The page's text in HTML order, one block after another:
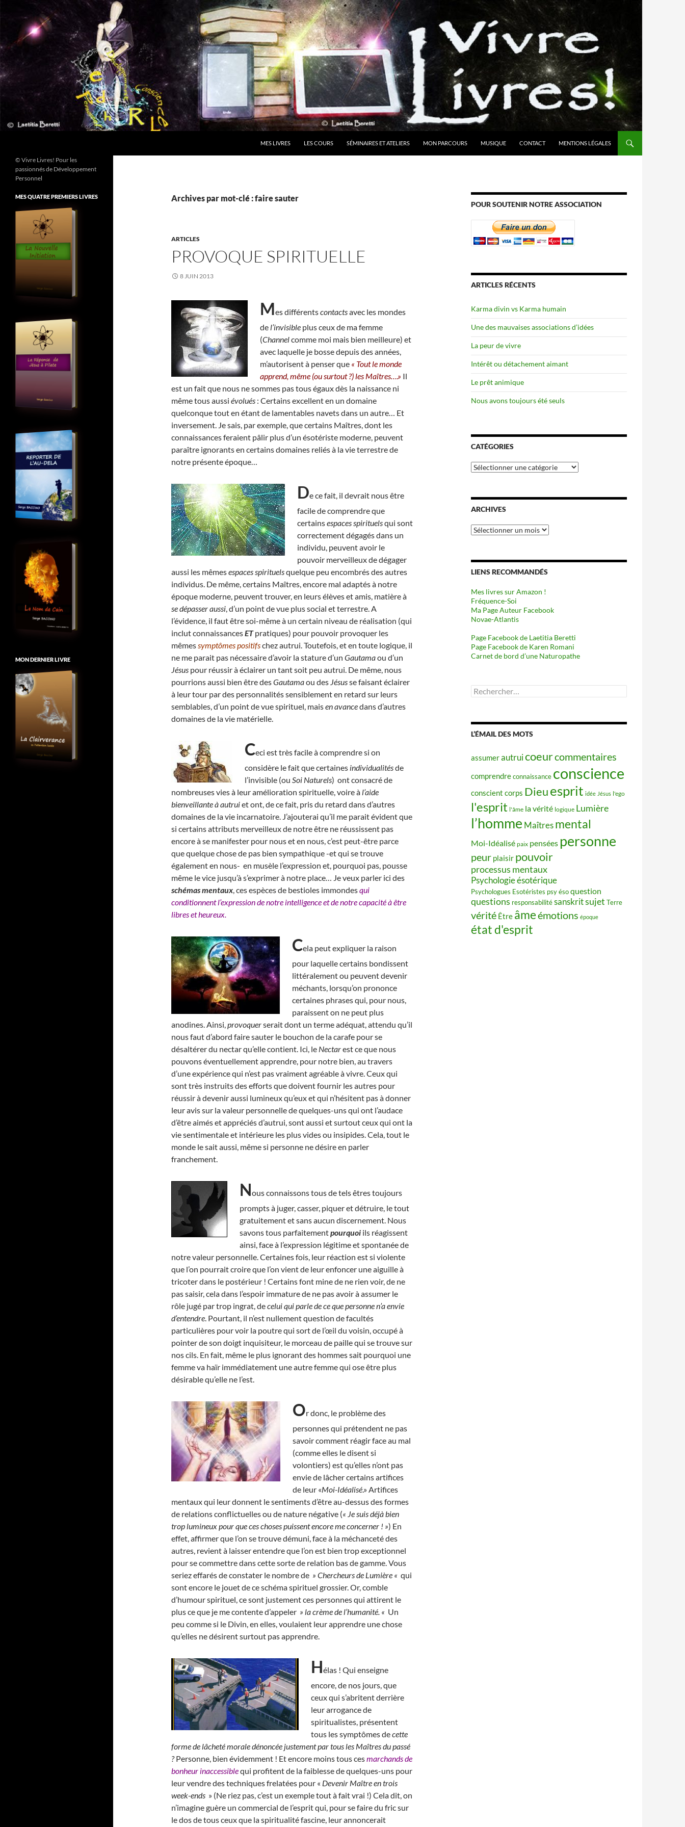
contenu
MES LIVRES LES COURS SÉMINAIRES ET ATELIERS MON PARCOURS MUSIQUE CONTACT MENTIONS LÉGALES
Archives par mot-clé : faire sauter
ARTICLES
PROVOQUE SPIRITUELLE
8 JUIN 2013
Mes différentscontactsavec les mondes
de l’invisible plus ceux de ma femme
(Channelcomme moi mais bien meilleure) et
avec laquelle je bosse depuis des années,
m’autorisent à penser que « Tout le monde
apprend, même (ou surtout ?) les Maîtres….» Il
est un fait que nous ne sommes pas tous égaux dès la naissance ni
même tous aussi évolués : Certains excellent en un domaine
quelconque tout en étant de lamentables navets dans un autre… Et
inversement. Je sais, par exemple, que certains Maîtres, dont les
connaissances feraient pâlir plus d’un ésotériste moderne, peuvent
paraître ignorants en certains domaines reliés à la vie terrestre de
notre présente époque…
De ce fait, il devrait nous être
facile de comprendre que
certainsespaces spirituelsqui sont
correctement dégagés dans un
individu, peuvent avoir le
pouvoir merveilleux de dégager
aussi les mêmesespaces spirituelsquelque peu encombrés des autres
individus. De même, certains Maîtres, encore mal adaptés à notre
époque moderne, peuvent trouver, en leurs élèves et amis, matière à
se dépasser aussi, d’un point de vue plus social et terrestre. A
l’évidence, il faut être soi-même à un certain niveau de réalisation (qui
inclut connaissancesETpratiques) pour pouvoir provoquer les
mêmessymptômes positifschez autrui. Toutefois, et en toute logique, il
ne me parait pas nécessaire d’avoir la stature d’un Gautamaou d’un
Jésus pour réussir à éclairer un tant soit peu autrui. De même, nous
pourrions aussi bien être desGautamaou des Jésusse faisant éclairer
à leur tour par des personnalités sensiblement en retard sur leurs
semblables, d’un point de vue spirituel, maisen avancedans d’autres
domaines de la vie matérielle.
Ceci est très facile à comprendre si on
considère le fait que certaines individualitésde
l’invisible (ou Soi Naturels) ont consacré de
nombreuses vies à leur amélioration spirituelle, voire à l’aide
bienveillante à autruiet ont, de ce fait, pris du retard dans d’autres
domaines de la vie incarnatoire. J’ajouterai qu’il me parait évident que
si certains attributs merveilleux de notre être ne réussissent pas
encore à se manifester pour nous et en nous, c’est peut-être parce
que quelque chose de pas bien sympathique -et qui se trouve
également en nous- en musèle l’expression et, pourquoi pas, pousse
même le vice jusqu’à s’exprimer à notre place… Je veux parler ici des
schémas mentaux, ces espèces de bestioles immondesqui
conditionnent l’expression de notre intelligence et de notre capacité à être
libres et heureux.
Cela peut expliquer la raison
pour laquelle certains bondissent
littéralement ou peuvent devenir
méchants, lorsqu’on prononce
certaines phrases qui, pour nous,
paraissent on ne peut plus
anodines. Ainsi,provoquerserait dont un terme adéquat, attendu qu’il
nous faut d’abord faire sauter le bouchon de la carafe pour se
désaltérer du nectar qu’elle contient. Ici, le Nectarest ce que nous
pouvons éventuellement apprendre, pour notre bien, au travers
d’une expérience qui n’est pas vraiment agréable à vivre. Ceux qui
sont très instruits des efforts que doivent fournir les autres pour
réussir à devenir aussi lumineux qu’eux et qui n’hésitent pas à donner
leur avis sur la valeur personnelle de quelques-uns qui ont l’audace
d’être aimés et appréciés d’autrui, sont aussi et surtout ceux qui ont la
vie sentimentale et intérieure les plus vides ou insipides. Cela, tout le
monde le sait aussi, même si personne ne désire en parler
franchement.
Nous connaissons tous de tels êtres toujours
prompts à juger, casser, piquer et détruire, le tout
gratuitement et sans aucun discernement. Nous
savons tous parfaitementpourquoi ils réagissent
ainsi, face à l’expression légitime et spontanée de
notre valeur personnelle. Certaines fois, leur réaction est si violente
que l’on pourrait croire que l’on vient de leur enfoncer une aiguille à
tricoter dans le postérieur ! Certains font mine de ne rien voir, de ne
pas saisir, cela dans l’espoir immature de ne pas avoir à assumer le
rôle jugé par trop ingrat, decelui qui parle de ce que personne n’a envie
d’entendre. Pourtant, il n’est nullement question de facultés
particulières pour voir la poutre qui sort de l’œil du voisin, occupé à
pointer de son doigt inquisiteur, le morceau de paille qui se trouve sur
nos cils. En fait, même le plus ignorant des hommes sait pourquoi une
femme va haïr immédiatement une autre femme qui ose être plus
désirable qu’elle ne l’est.
Or donc, le problème des
personnes qui prétendent ne pas
savoir comment réagir face au mal
(comme elles le disent si
volontiers) est qu’elles n’ont pas
envie de lâcher certains artifices
de leur «Moi-Idéalisé.» Artifices
mentaux qui leur donnent le sentiments d’être au-dessus des formes
de relations conflictuelles ou de nature négative (« Je suis déjà bien
trop lumineux pour que ces choses puissent encore me concerner ! ») En
effet, affirmer que l’on se trouve démuni, face à la méchanceté des
autres, revient à laisser entendre que l’on est bien trop exceptionnel
pour se commettre dans cette sorte de relation bas de gamme. Vous
seriez effarés de constater le nombre de » Chercheurs de Lumière « qui
sont encore le jouet de ce schéma spirituel grossier. Or, comble
d’humour spirituel, ce sont justement ces personnes qui attirent le
plus ce que je me contente d’appeler » la crème de l’humanité. « Un
peu comme si le Divin, en elles, voulaient leur apprendre une chose
qu’elles ne désirent surtout pas apprendre.
Hélas ! Qui enseigne
encore, de nos jours, que
ceux qui s’abritent derrière
leur arrogance de
spiritualistes, présentent
tous les symptômes decette
forme de lâcheté morale dénoncée justement par tous les Maîtres du passé
?Personne, bien évidemment ! Et encore moins tous cesmarchands de
bonheur inaccessiblequi profitent de la faiblesse de quelques-uns pour
leur vendre des techniques frelatées pour « Devenir Maître en trois
week-ends » (Ne riez pas, c’est un exemple tout à fait vrai !) Cela dit, on
n’imagine guère un commercial de l’esprit qui, pour se faire du fric sur
le dos de tous ceux que la spiritualité fascine, leur annoncerait
POUR SOUTENIR NOTRE ASSOCIATION
ARTICLES RÉCENTS
Karma divin vs Karma humain
Une des mauvaises associations d’idées
La peur de vivre
Intérêt ou détachement aimant
Le prêt animique
Nous avons toujours été seuls
CATÉGORIES
Catégories
ARCHIVES
Archives
LIENS RECOMMANDÉS
Mes livres sur Amazon !
Fréquence-Soi
Ma Page Auteur Facebook
Novae-Atlantis
Page Facebook de Laetitia Beretti
Page Facebook de Karen Romani
Carnet de bord d’une Naturopathe
Rechercher :
L’ÉMAIL DES MOTS
assumerautruicoeurcommentaires
comprendreconnaissance conscience
conscient corps Dieuesprit idée Jésus l'ego
l'esprit l'âme la vérité logique Lumière
l’homme Maîtres mental
Moi-Idéalisé paix pensées personne
peur plaisir pouvoir
processus mentaux
Psychologie ésotérique
Psychologues Esotéristes psy ésoquestion
questions responsabilitésanskritsujet Terre
vérité Être âmeémotions époque
état d'esprit
© Vivre Livres! Pour les
passionnés de Développement
Personnel
MES QUATRE PREMIERS LIVRES
MON DERNIER LIVRE